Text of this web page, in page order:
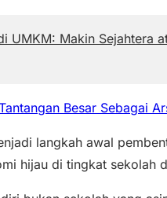
UMKM: Makin Sejahtera
Besar Sebagai
langkah awal
hijau di tingkat sekolah